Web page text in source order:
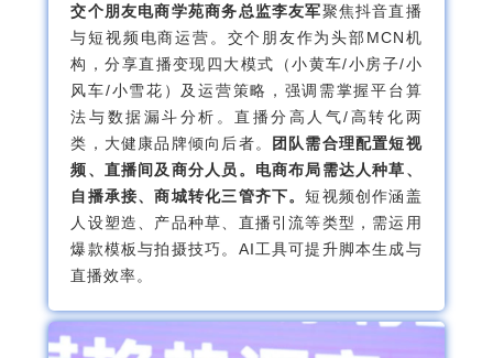
交个朋友电商学苑商务总监李友军聚焦抖音直播
与短视频电商运营。交个朋友作为头部MCN机
构，分享直播变现四大模式（小黄车/小房子/小
风车/小雪花）及运营策略，强调需掌握平台算
法与数据漏斗分析。直播分高人气/高转化两
类，大健康品牌倾向后者。
团队需合理配置短视
频、直播间及商分人员。电商布局需达人种草、
自播承接、商城转化三管齐下。短视频创作涵盖
人设塑造、产品种草、直播引流等类型，需运用
爆款模板与拍摄技巧。AI工具可提升脚本生成与
直播效率。